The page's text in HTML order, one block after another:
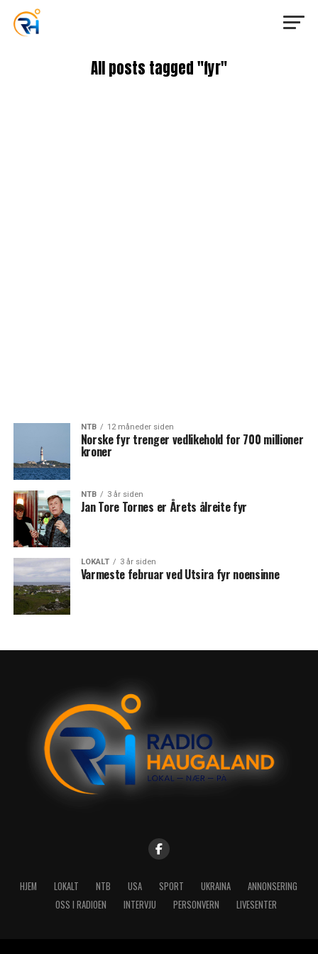
All posts tagged "fyr"
NTB 12 måneder siden
Norske fyr trenger vedlikehold for 700 millioner
kroner
NTB 3 år siden
Jan Tore Tornes er Årets ålreite fyr
LOKALT 3 år siden
Varmeste februar ved Utsira fyr noensinne
HJEM LOKALT NTB USA SPORT UKRAINA
ANNONSERING
OSS I RADIOEN
INTERVJU PERSONVERN LIVESENTER